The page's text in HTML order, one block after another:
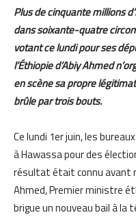
Plus de cinquante millions
dans soixante-quatre
votant ce lundi pour ses
l’Éthiopie d’Abiy Ahmed
en scène sa propre
brûle par trois bouts.
Ce lundi 1er juin, les
à Hawassa pour des
résultat était connu avant
Ahmed, Premier ministre
brigue un nouveau bail à la